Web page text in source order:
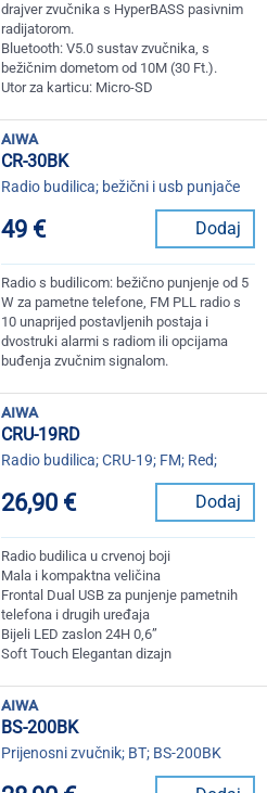
drajver zvučnika s HyperBASS pasivnim
radijatorom.
Bluetooth: V5.0 sustav zvučnika, s
bežičnim dometom od 10M (30 Ft.).
Utor za karticu: Micro-SD
aiwa
CR-30BK
Radio budilica; bežični i usb punjače
49 € Dodaj
Radio s budilicom: bežično punjenje od 5
W za pametne telefone, FM PLL radio s
10 unaprijed postavljenih postaja i
dvostruki alarmi s radiom ili opcijama
buđenja zvučnim signalom.
aiwa
CRU-19RD
Radio budilica; CRU-19; FM; Red;
26,90 € Dodaj
Radio budilica u crvenoj boji
Mala i kompaktna veličina
Frontal Dual USB za punjenje pametnih
telefona i drugih uređaja
Bijeli LED zaslon 24H 0,6”
Soft Touch Elegantan dizajn
aiwa
BS-200BK
Prijenosni zvučnik; BT; BS-200BK